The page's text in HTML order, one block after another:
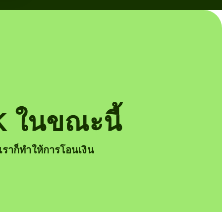
ในขณะนี้
าก็ทำให้การโอนเงิน